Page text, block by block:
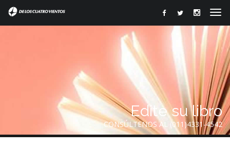
Edite su libro
CONSÚLTENOS AL (011)4331-4542